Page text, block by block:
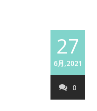
27
6月,2021
0